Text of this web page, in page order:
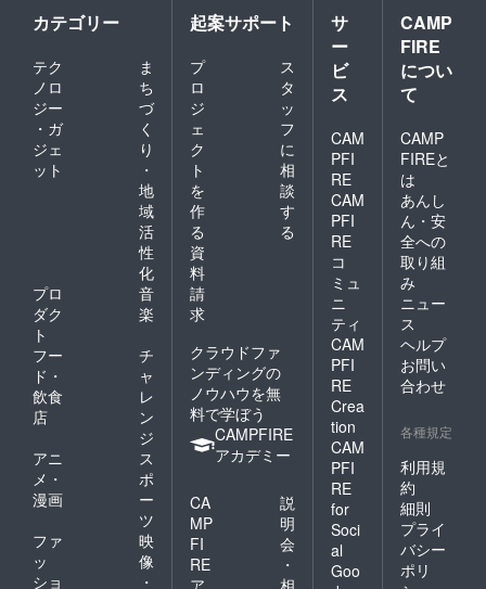
カテゴリー
テク
ノロ
ジー
・ガ
ジェ
ット
ま
ち
づ
く
り
・
地
域
活
性
化
プロ
ダク
ト
音
楽
フー
ド・
飲食
店
チ
ャ
レ
ン
ジ
アニ
メ・
漫画
ス
ポ
ー
ツ
ファ
ッ
ショ
映
像
・
起案サポート
プ
ロ
ジ
ェ
ク
ト
を
作
る
ス
タ
ッ
フ
に
相
談
す
る
資
料
請
求
クラウドファ
ンディングの
ノウハウを無
料で学ぼう
CAMPFIRE
アカデミー
CA
MP
FI
RE
ア
説
明
会
・
相
サ
ー
ビ
ス
CAM
PFI
RE
CAM
PFI
RE
コ
ミュ
ニ
ティ
CAM
PFI
RE
Crea
tion
CAM
PFI
RE
for
Soci
al
Goo
CAMP
FIRE
につい
て
CAMP
FIREと
は
あんし
ん・安
全への
取り組
み
ニュー
ス
ヘルプ
お問い
合わせ
各種規定
利用規
約
細則
プライ
バシー
ポリ